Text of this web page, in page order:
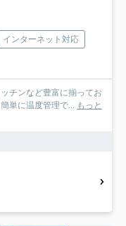
インターネット対応
チンなど豊富に揃ってお
単に温度管理で... もっと